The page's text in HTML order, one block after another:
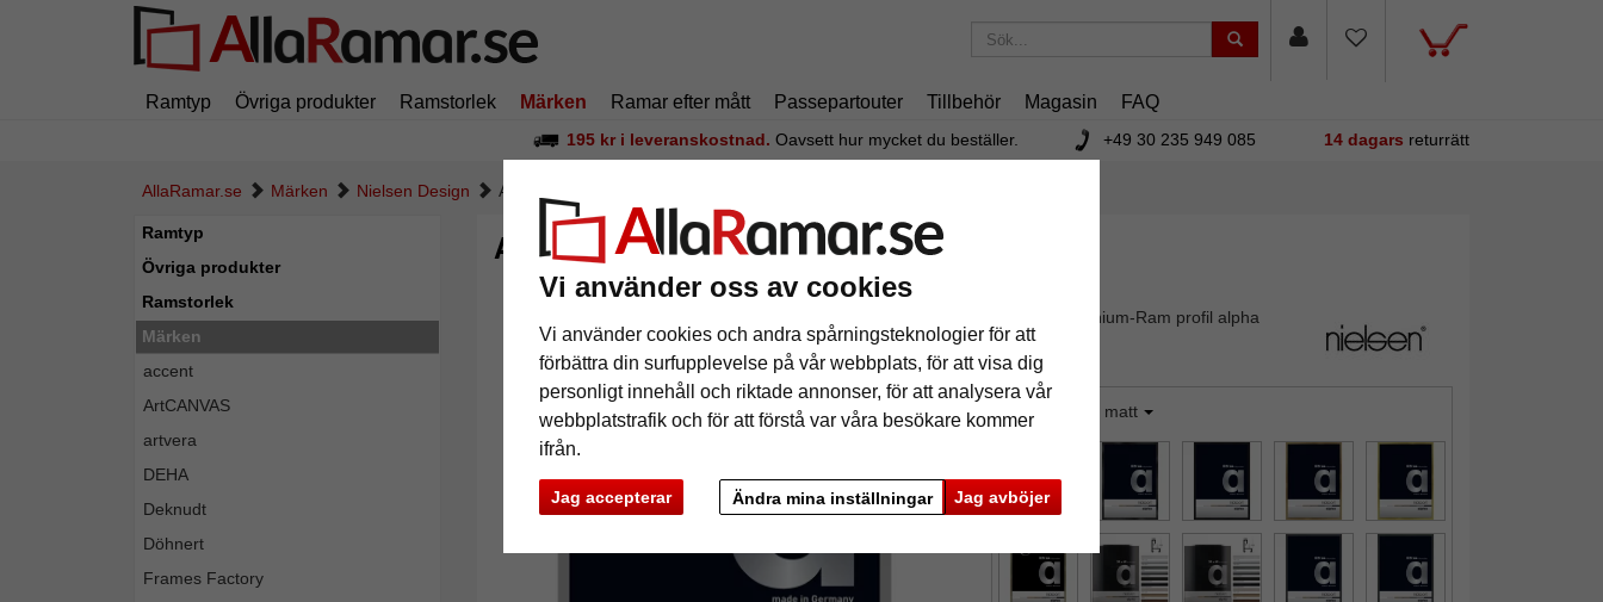
Vi använder oss av cookies
Vi använder cookies och andra spårningsteknologier för att
förbättra din surfupplevelse på vår webbplats, för att visa dig
personligt innehåll och riktade annonser, för att analysera vår
webbplatstrafik och för att förstå var våra besökare kommer
ifrån.
Jag accepterar Jag avböjer
Ändra mina inställningar
Ramtyp Övriga produkter Ramstorlek Märken Ramar efter mått Passepartouter Tillbehör Magasin FAQ
195 kr i leveranskostnad. Oavsett hur mycket du beställer. +49 30 235 949 085 14 dagars returrätt
AllaRamar.se Märken Nielsen Design Aluminiumram måttbeställd, profil alpha
Ramtyp
Övriga produkter
Ramstorlek
Märken
accent
ArtCANVAS
artvera
DEHA
Deknudt
Döhnert
Frames Factory
Aluminiumram måttbeställd, profil alpha
Nielsen Aluminium-Ram profil alpha
silver matt